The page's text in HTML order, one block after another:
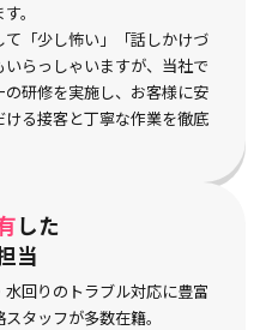
。
「少し怖い」「話しかけづ
いらっしゃいますが、当社で
の研修を実施し、お客様に安
る接客と丁寧な作業を徹底
した
当
回りのトラブル対応に豊富
タッフが多数在籍。